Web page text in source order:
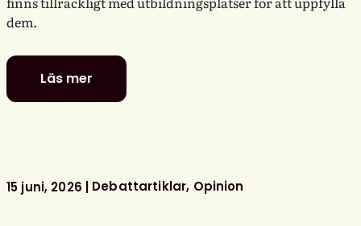
dem.
Läs mer
Fler
utbildade
bemannade
15 juni, 2026 Debattartiklar Opinion